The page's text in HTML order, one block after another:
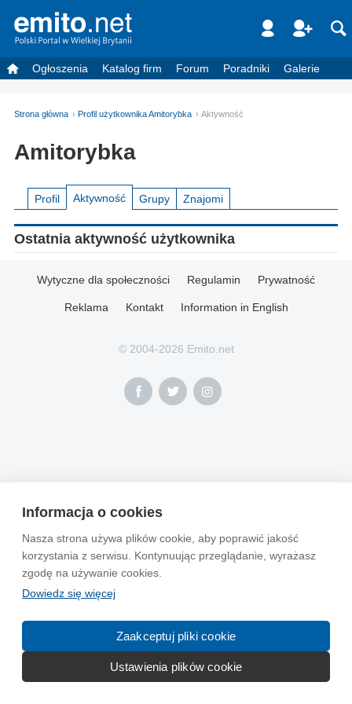
Informacja o cookies
Nasza strona używa plików cookie, aby poprawić jakość
korzystania z serwisu. Kontynuując przeglądanie, wyrażasz
zgodę na używanie cookies.
Dowiedz się więcej
Zaakceptuj pliki cookie
Ustawienia plików cookie
Ogłoszenia Katalog firm Forum Poradniki Galerie
Strona główna Profil użytkownika Amitorybka Aktywność
Amitorybka
Profil Aktywność Grupy Znajomi
Ostatnia aktywność użytkownika
Wytyczne dla społeczności Regulamin Prywatność
Reklama Kontakt Information in English
© 2004-2026 Emito.net